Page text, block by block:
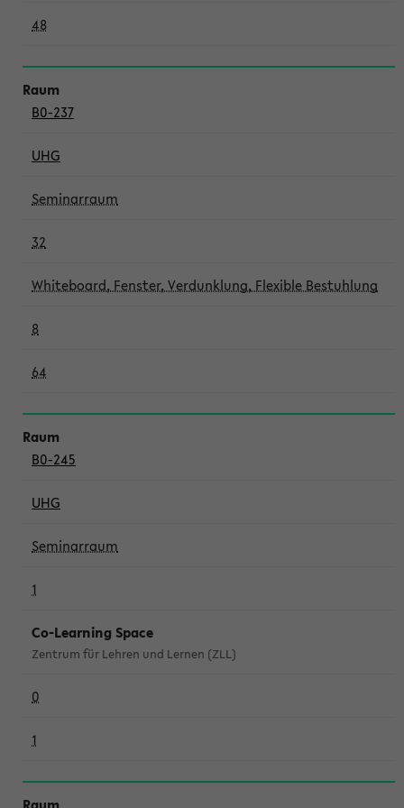
48
B0-237
UHG
Seminarraum
32
Whiteboard, Fenster, Verdunklung, Flexible Bestuhlung
8
64
B0-245
UHG
Seminarraum
1
Co-Learning Space
Zentrum für Lehren und Lernen (ZLL)
0
1